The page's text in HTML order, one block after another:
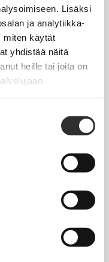
Lisäksi
ja analytiikka-
miten käytät
yhdistää näitä
heille tai joita on
työ- ja